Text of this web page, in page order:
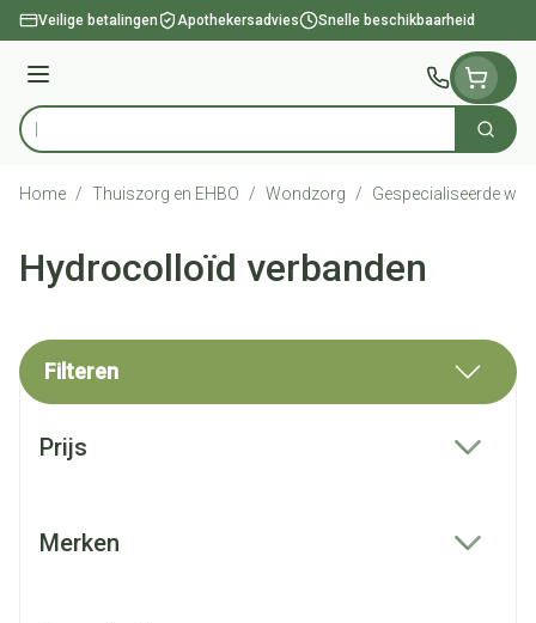
Ga naar de inhoud
Veilige betalingen Apothekersadvies Snelle beschikbaarheid
Menu
Product, merk, categorie... Zoek
Home / Thuiszorg en EHBO / Wondzorg / Gespecialiseerde
Hydrocolloïd verbanden
Filteren
Prijs
Merken